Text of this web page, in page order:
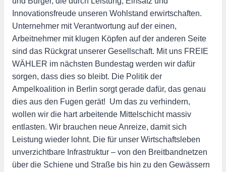
Innovationsfreude unseren Wohlstand erwirtschaften.
Unternehmer mit Verantwortung auf der einen,
Arbeitnehmer mit klugen Köpfen auf der anderen Seite
sind das Rückgrat unserer Gesellschaft. Mit uns FREIE
WÄHLER im nächsten Bundestag werden wir dafür
sorgen, dass dies so bleibt. Die Politik der
Ampelkoalition in Berlin sorgt gerade dafür, das genau
dies aus den Fugen gerät! Um das zu verhindern,
wollen wir die hart arbeitende Mittelschicht massiv
entlasten. Wir brauchen neue Anreize, damit sich
Leistung wieder lohnt. Die für unser Wirtschaftsleben
unverzichtbare Infrastruktur – von den Breitbandnetzen
über die Schiene und Straße bis hin zu den Gewässern